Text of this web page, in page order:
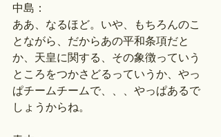
中島：
ああ、なるほど。いや、もちろんのこ
とながら、だからあの平和条項だと
か、天皇に関する、その象徴っていう
ところをつかさどるっていうか、やっ
ぱチームチームで、、、やっぱあるで
しょうからね。